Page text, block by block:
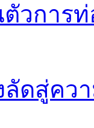
วการ
ดสู่คว